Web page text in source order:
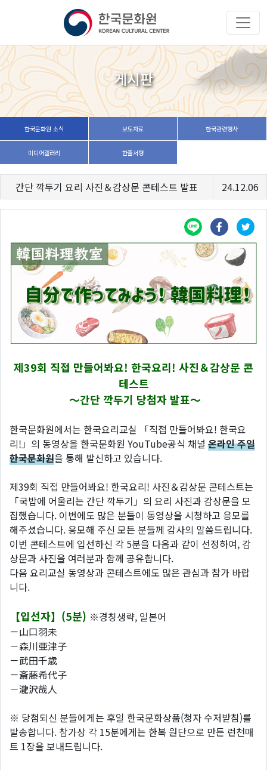
게시판
한국문화원 소식 보도자료 한국관련행사
미디어갤러리 한줄서평
간단 깍두기 요리 사진＆감상문 콘테스트 발표 24.12.06
제39회 직접 만들어봐요! 한국요리! 사진＆감상문 콘
테스트
～간단 깍두기 당첨자 발표～
한국문화원에서는 한국요리교실 「직접 만들어봐요! 한국요
리!」의 동영상을 한국문화원 YouTube공식 채널 온라인 주일
한국문화원을 통해 발신하고 있습니다.
제39회 직접 만들어봐요! 한국요리! 사진＆감상문 콘테스트는
「국밥에 어울리는 간단 깍두기」의 요리 사진과 감상문을 모
집했습니다. 이번에도 많은 분들이 동영상을 시청하고 응모를
해주셨습니다. 응모해 주신 모든 분들께 감사의 말씀드립니다.
이번 콘테스트에 입선하신 각 5분을 다음과 같이 선정하여, 감
상문과 사진을 여러분과 함께 공유합니다.
다음 요리교실 동영상과 콘테스트에도 많은 관심과 참가 바랍
니다.
【입선자】(5분) ※경칭생략, 일본어
－山口羽未
－森川亜津子
－武田千歳
－斎藤希代子
－瀧沢哉人
※ 당첨되신 분들에게는 후일 한국문화상품(청자 수저받침)를
발송합니다. 참가상 각 15분에게는 한복 원단으로 만든 런천매
트 1장을 보내드립니다.